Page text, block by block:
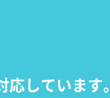
応しています。